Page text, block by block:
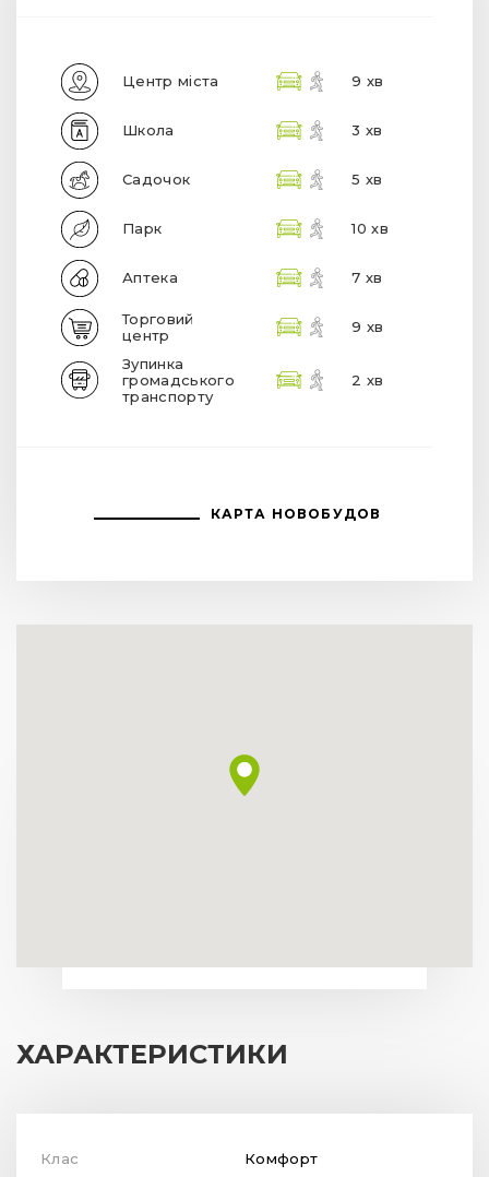
Центр міста 9 хв
Школа 3 хв
Садочок 5 хв
Парк 10 хв
Аптека 7 хв
Торговий
центр
9 хв
Зупинка
громадського
транспорту
2 хв
КАРТА НОВОБУДОВ
ХАРАКТЕРИСТИКИ
Клас Комфорт